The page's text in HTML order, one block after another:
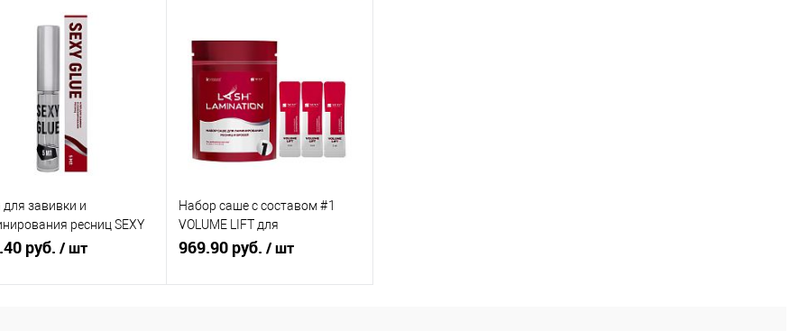
В корзину
В избранное
Купить в 1
В избранное Недоступно
для завивки и
ресниц SEXY
5млруб. / шт
Набор саше с составом #1
VOLUME LIFT для
ламинирования ресниц и
бровей SEXY LAMINATION, (3
саше x 2мл)
969.90 руб. / шт